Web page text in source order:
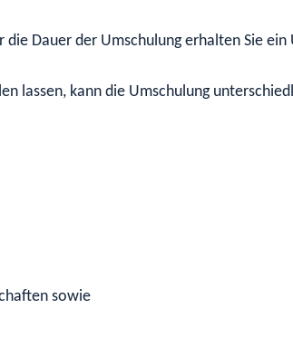
Dauer der Umschulung erhalten Sie ein
lassen, kann die Umschulung
sowie